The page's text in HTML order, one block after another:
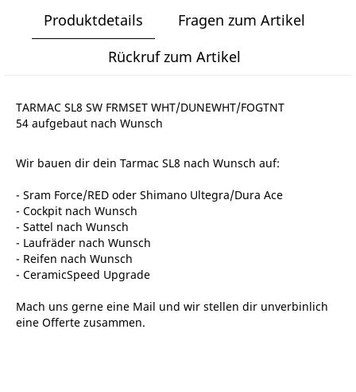
Produktdetails
Fragen zum Artikel
Rückruf zum Artikel
TARMAC SL8 SW FRMSET WHT/DUNEWHT/FOGTNT
54 aufgebaut nach Wunsch
Wir bauen dir dein Tarmac SL8 nach Wunsch auf:
- Sram Force/RED oder Shimano Ultegra/Dura Ace
- Cockpit nach Wunsch
- Sattel nach Wunsch
- Laufräder nach Wunsch
- Reifen nach Wunsch
- CeramicSpeed Upgrade
Mach uns gerne eine Mail und wir stellen dir unverbinlich
eine Offerte zusammen.